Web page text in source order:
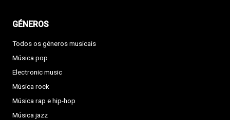
GÉNEROS
Todos os géneros musicais
Música pop
Electronic music
Música rock
Música rap e hip-hop
Música jazz